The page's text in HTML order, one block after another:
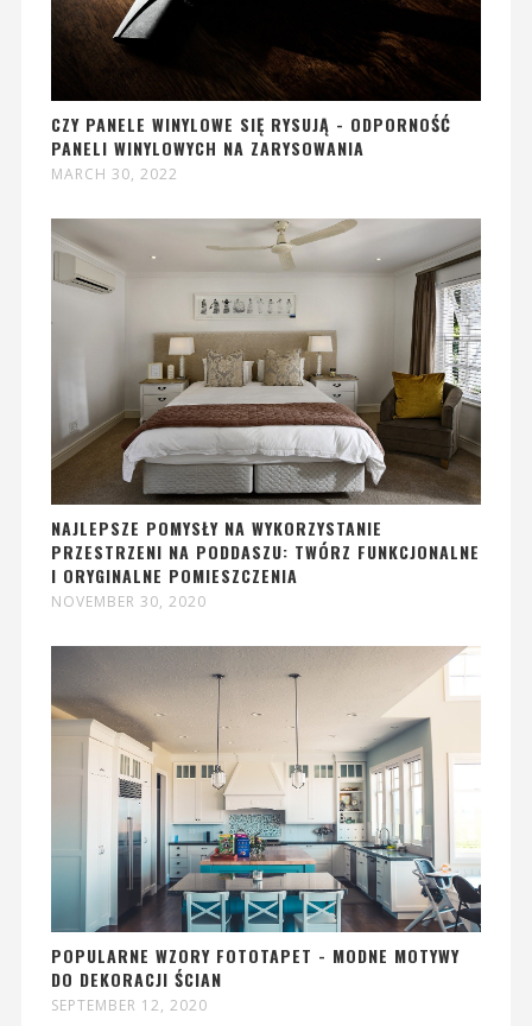
CZY PANELE WINYLOWE SIĘ RYSUJĄ - ODPORNOŚĆ
PANELI WINYLOWYCH NA ZARYSOWANIA
MARCH 30, 2022
NAJLEPSZE POMYSŁY NA WYKORZYSTANIE
PRZESTRZENI NA PODDASZU: TWÓRZ FUNKCJONALNE
I ORYGINALNE POMIESZCZENIA
NOVEMBER 30, 2020
POPULARNE WZORY FOTOTAPET - MODNE MOTYWY
DO DEKORACJI ŚCIAN
SEPTEMBER 12, 2020